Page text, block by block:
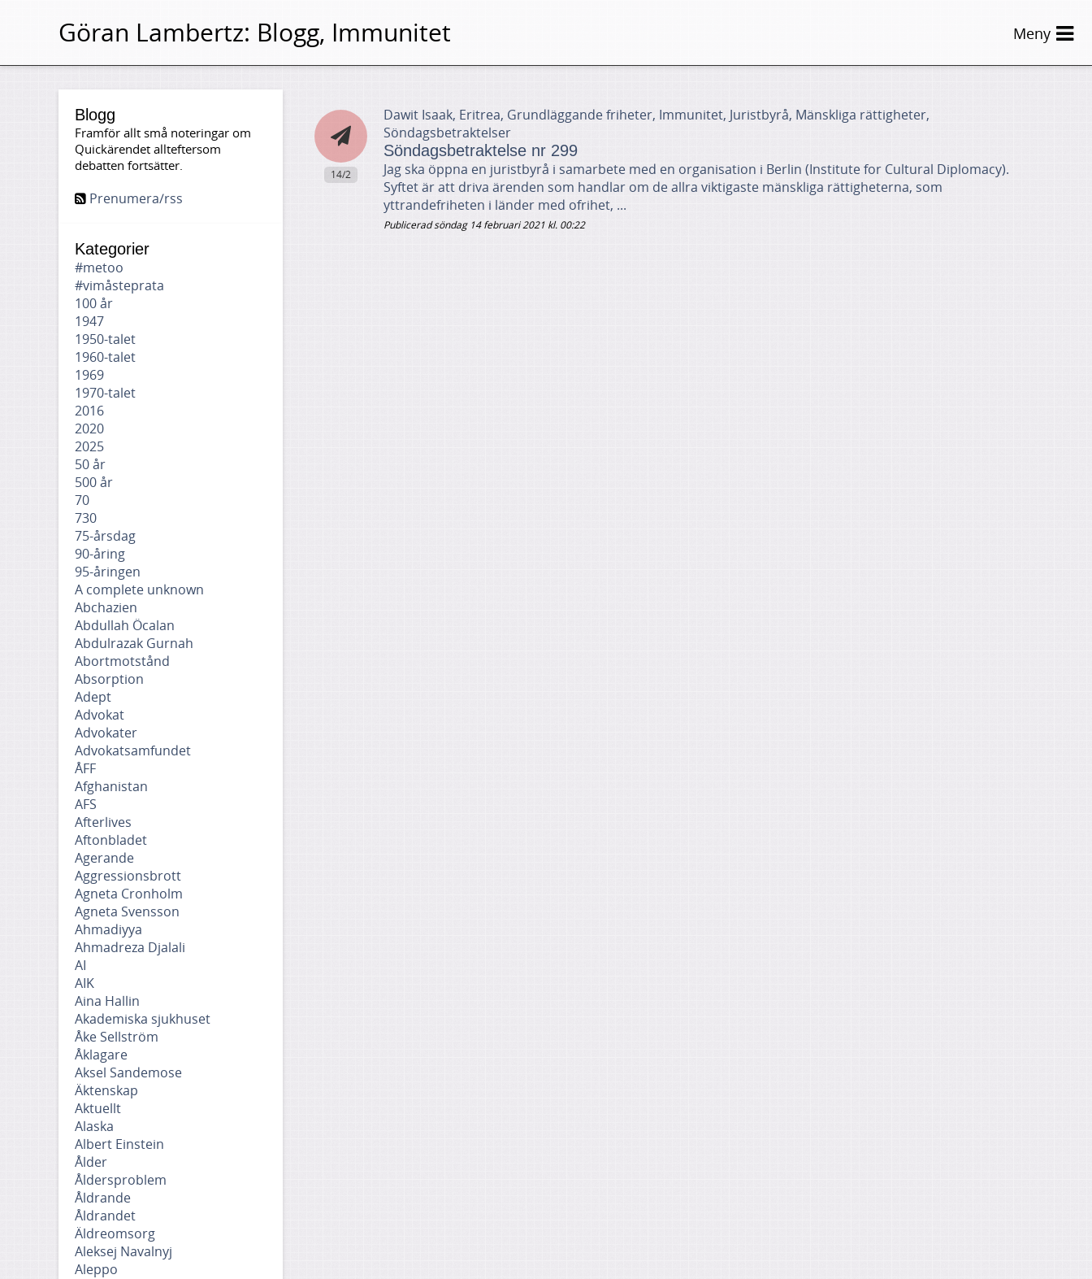
Blogg
Framför allt små noteringar om
Quickärendet allteftersom
debatten fortsätter.
Prenumera/rss
Kategorier
#metoo
#vimåsteprata
100 år
1947
1950-talet
1960-talet
1969
1970-talet
2016
2020
2025
50 år
500 år
70
730
75-årsdag
90-åring
95-åringen
A complete unknown
Abchazien
Abdullah Öcalan
Abdulrazak Gurnah
Abortmotstånd
Absorption
Adept
Advokat
Advokater
Advokatsamfundet
ÅFF
Afghanistan
AFS
Afterlives
Aftonbladet
Agerande
Aggressionsbrott
Agneta Cronholm
Agneta Svensson
Ahmadiyya
Ahmadreza Djalali
AI
AIK
Aina Hallin
Akademiska sjukhuset
Åke Sellström
Åklagare
Aksel Sandemose
Äktenskap
Aktuellt
Alaska
Albert Einstein
Ålder
Åldersproblem
Åldrande
Åldrandet
Äldreomsorg
Aleksej Navalnyj
Aleppo
14/2
Dawit Isaak, Eritrea, Grundläggande friheter, Immunitet, Juristbyrå, Mänskliga rättigheter,
Söndagsbetraktelser
Söndagsbetraktelse nr 299
Jag ska öppna en juristbyrå i samarbete med en organisation i Berlin (Institute for Cultural Diplomacy).
Syftet är att driva ärenden som handlar om de allra viktigaste mänskliga rättigheterna, som
yttrandefriheten i länder med ofrihet, ...
Publicerad söndag 14 februari 2021 kl. 00:22
Göran Lambertz: Blogg, Immunitet Meny